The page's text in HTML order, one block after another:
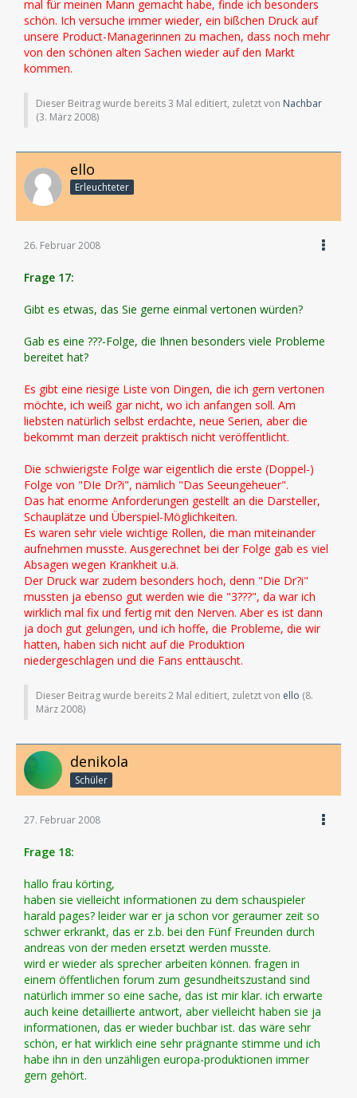
mal für meinen Mann gemacht habe, finde ich besonders
schön. Ich versuche immer wieder, ein bißchen Druck auf
unsere Product-Managerinnen zu machen, dass noch mehr
von den schönen alten Sachen wieder auf den Markt
kommen.
Dieser Beitrag wurde bereits 3 Mal editiert, zuletzt von Nachbar
(3. März 2008)
ello
Erleuchteter
26. Februar 2008
Frage 17:
Gibt es etwas, das Sie gerne einmal vertonen würden?
Gab es eine ???-Folge, die Ihnen besonders viele Probleme
bereitet hat?
Es gibt eine riesige Liste von Dingen, die ich gern vertonen
möchte, ich weiß gar nicht, wo ich anfangen soll. Am
liebsten natürlich selbst erdachte, neue Serien, aber die
bekommt man derzeit praktisch nicht veröffentlicht.
Die schwierigste Folge war eigentlich die erste (Doppel-)
Folge von "DIe Dr?i", nämlich "Das Seeungeheuer".
Das hat enorme Anforderungen gestellt an die Darsteller,
Schauplätze und Überspiel-Möglichkeiten.
Es waren sehr viele wichtige Rollen, die man miteinander
aufnehmen musste. Ausgerechnet bei der Folge gab es viel
Absagen wegen Krankheit u.ä.
Der Druck war zudem besonders hoch, denn "Die Dr?i"
mussten ja ebenso gut werden wie die "3???", da war ich
wirklich mal fix und fertig mit den Nerven. Aber es ist dann
ja doch gut gelungen, und ich hoffe, die Probleme, die wir
hatten, haben sich nicht auf die Produktion
niedergeschlagen und die Fans enttäuscht.
Dieser Beitrag wurde bereits 2 Mal editiert, zuletzt von ello (8.
März 2008)
denikola
Schüler
27. Februar 2008
Frage 18:
hallo frau körting,
haben sie vielleicht informationen zu dem schauspieler
harald pages? leider war er ja schon vor geraumer zeit so
schwer erkrankt, das er z.b. bei den Fünf Freunden durch
andreas von der meden ersetzt werden musste.
wird er wieder als sprecher arbeiten können. fragen in
einem öffentlichen forum zum gesundheitszustand sind
natürlich immer so eine sache, das ist mir klar. ich erwarte
auch keine detaillierte antwort, aber vielleicht haben sie ja
informationen, das er wieder buchbar ist. das wäre sehr
schön, er hat wirklich eine sehr prägnante stimme und ich
habe ihn in den unzähligen europa-produktionen immer
gern gehört.